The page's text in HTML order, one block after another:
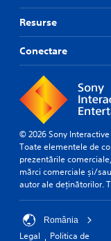
Resurse
Conectare
© 2026 Sony
Toate elementele de
prezentările
mărci comerciale și/
autor ale deținătorilor.
România
Legal
Politica de